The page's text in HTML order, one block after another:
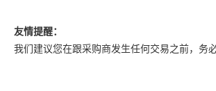
友情提醒：
我们建议您在跟采购商发生任何交易之前，务